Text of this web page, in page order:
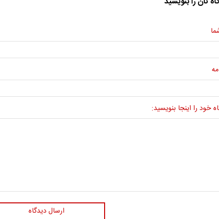
خود را اینجا بنویسید:
ارسال دیدگاه